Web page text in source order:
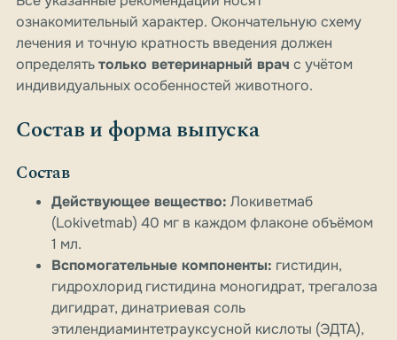
ознакомительный характер. Окончательную схему
лечения и точную кратность введения должен
определятьтолько ветеринарный врач с учётом
индивидуальных особенностей животного.
Состав и форма выпуска
Состав
Действующее вещество: Локиветмаб
(Lokivetmab) 40 мг в каждом флаконе объёмом
1 мл.
Вспомогательные компоненты: гистидин,
гидрохлорид гистидина моногидрат, трегалоза
дигидрат, динатриевая соль
этилендиаминтетрауксусной кислоты (ЭДТА),